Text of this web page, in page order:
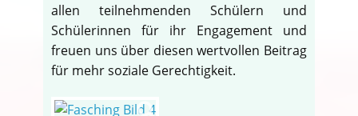
allen teilnehmenden Schülern und
Schülerinnen für ihr Engagement und
freuen uns über diesen wertvollen Beitrag
für mehr soziale Gerechtigkeit.